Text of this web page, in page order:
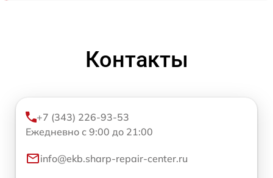
Контакты
+7 (343) 226-93-53
Ежедневно с 9:00 до 21:00
info@ekb.sharp-repair-center.ru